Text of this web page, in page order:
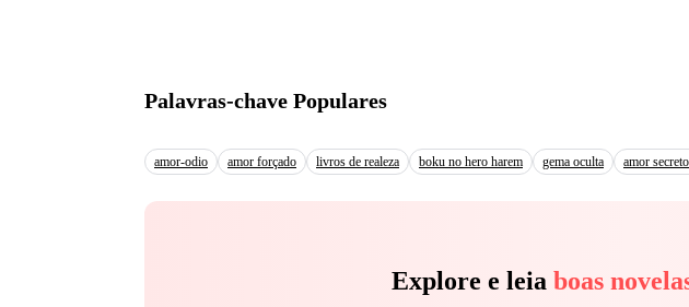
Contudo, Anne não faz ideia da existência do
Palavras-chave Populares
amor-odio amor forçado livros de realeza boku no hero harem gema oculta amor
Explore e leia boas